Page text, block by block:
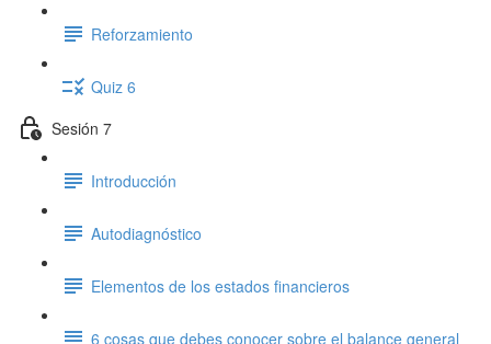
Reforzamiento
Quiz 6
Sesión 7
Introducción
Autodiagnóstico
Elementos de los estados financieros
6 cosas que debes conocer sobre el balance general